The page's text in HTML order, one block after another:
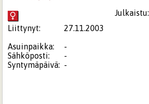
Julkaistu:
Liittynyt:
27.11.2003
Asuinpaikka:
-
Sähköposti:
-
Syntymäpäivä: -